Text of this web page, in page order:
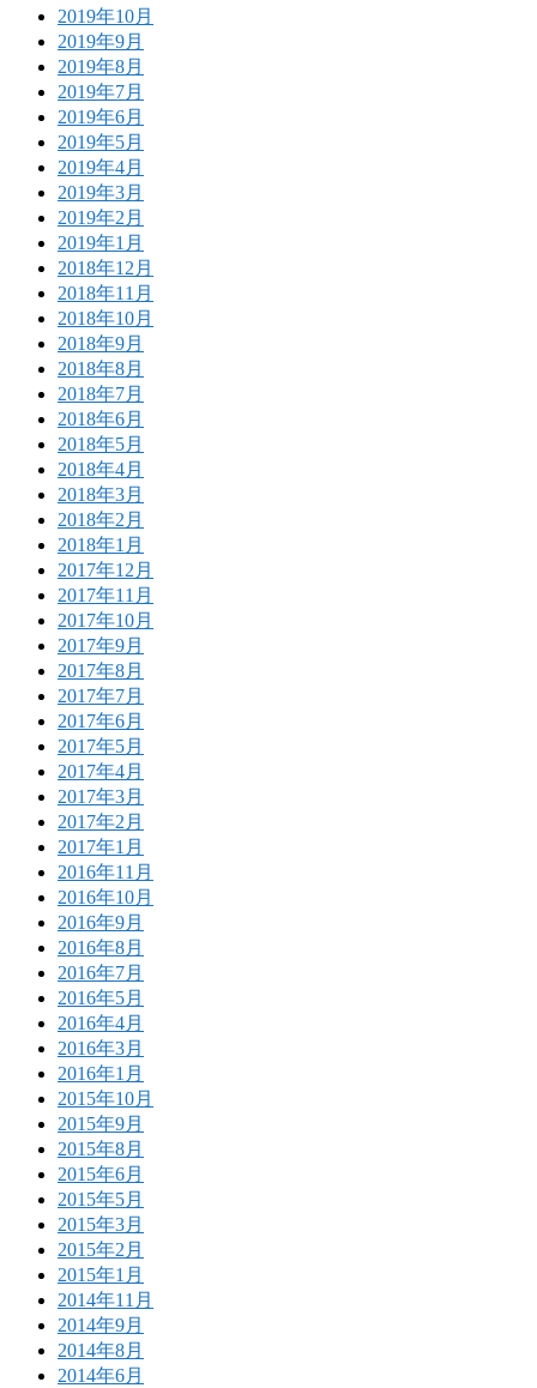
2019年10月
2019年9月
2019年8月
2019年7月
2019年6月
2019年5月
2019年4月
2019年3月
2019年2月
2019年1月
2018年12月
2018年11月
2018年10月
2018年9月
2018年8月
2018年7月
2018年6月
2018年5月
2018年4月
2018年3月
2018年2月
2018年1月
2017年12月
2017年11月
2017年10月
2017年9月
2017年8月
2017年7月
2017年6月
2017年5月
2017年4月
2017年3月
2017年2月
2017年1月
2016年11月
2016年10月
2016年9月
2016年8月
2016年7月
2016年5月
2016年4月
2016年3月
2016年1月
2015年10月
2015年9月
2015年8月
2015年6月
2015年5月
2015年3月
2015年2月
2015年1月
2014年11月
2014年9月
2014年8月
2014年6月